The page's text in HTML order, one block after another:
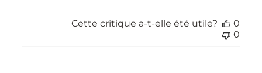
Cette critique a-t-elle été utile?
0
0